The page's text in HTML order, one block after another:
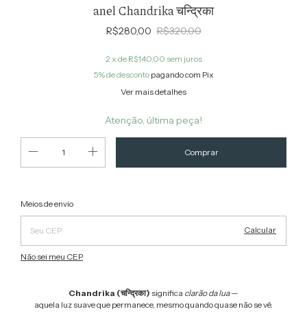
anel Chandrika चन्द्रिका
R$280,00 R$320,00
2 x de R$140,00 sem juros
5% de descontopagando com Pix
Ver mais detalhes
Atenção, última peça!
Entregas para o CEP:
Meios de envio
Calcular
Não sei meu CEP
Chandrika (चन्द्रिका) significa clarão da lua—
aquela luz suave que permanece, mesmo quando quase não se vê.